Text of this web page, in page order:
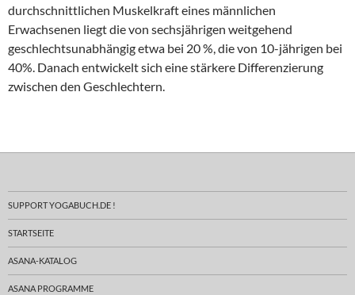
durchschnittlichen Muskelkraft eines männlichen
Erwachsenen liegt die von sechsjährigen weitgehend
geschlechtsunabhängig etwa bei 20 %, die von 10-jährigen bei
40%. Danach entwickelt sich eine stärkere Differenzierung
zwischen den Geschlechtern.
SUPPORT YOGABUCH.DE !
STARTSEITE
ASANA-KATALOG
ASANA PROGRAMME